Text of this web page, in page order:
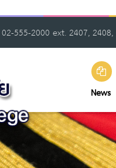
02-555-2000 ext. 2407,
News